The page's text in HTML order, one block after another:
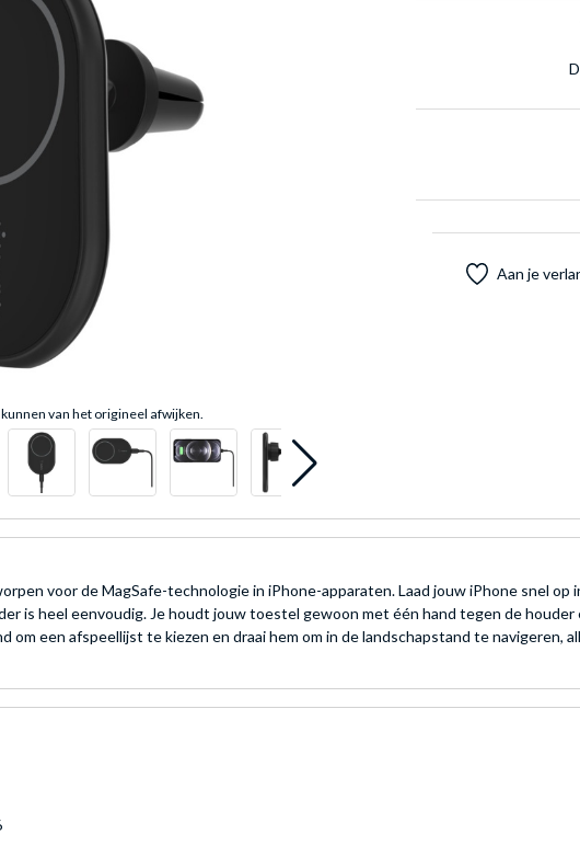
van het origineel afwijken.
Aan je
voor de MagSafe-technologie in iPhone-apparaten. Laad jouw iPhone snel
is heel eenvoudig. Je houdt jouw toestel gewoon met één hand tegen de
een afspeellijst te kiezen en draai hem om in de landschapstand te navigeren,